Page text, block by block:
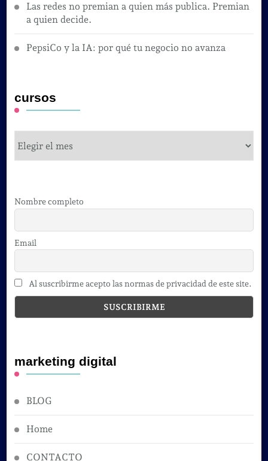
Las redes no premian a quien más publica. Premian
a quien decide.
PepsiCo y la IA: por qué tu negocio no avanza
cursos
Nombre completo
Email
Al suscribirme acepto las normas de privacidad de este site.
marketing digital
BLOG
Home
CONTACTO